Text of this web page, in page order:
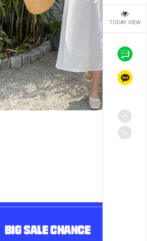
TODAY VIEW